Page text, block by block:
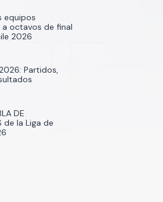
equipos
octavos de final
2026
Partidos,
DE
de la Liga de